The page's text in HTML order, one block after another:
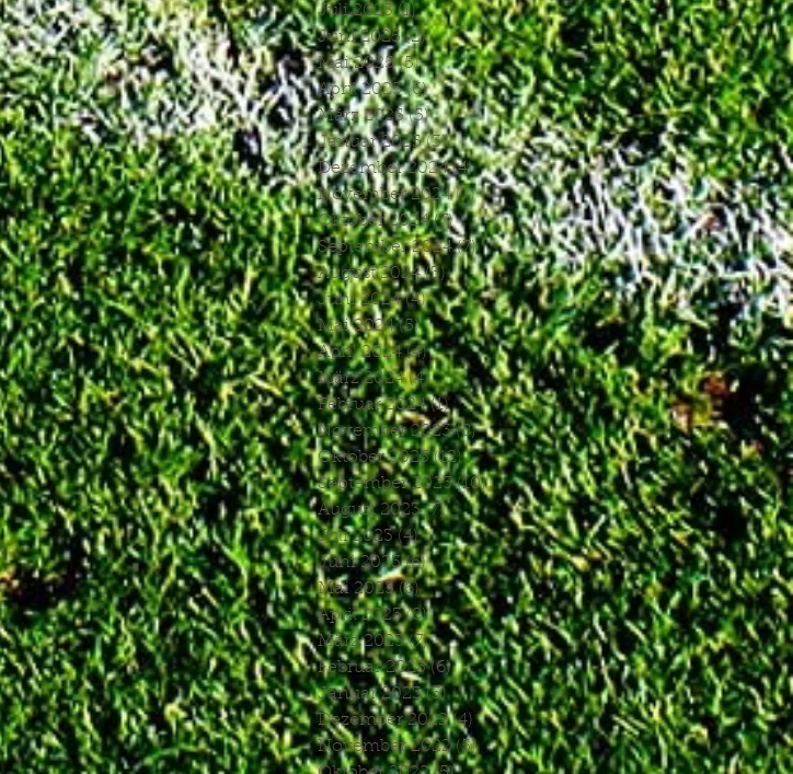
Juli 2025 (1)1 Beitrag
Juni 2025 (2)2 Beiträge
Mai 2025 (5)5 Beiträge
April 2025 (6)6 Beiträge
März 2025 (5)5 Beiträge
Januar 2025 (3)3 Beiträge
Dezember 2024 (4)4 Beiträge
November 2024 (7)7 Beiträge
Oktober 2024 (7)7 Beiträge
September 2024 (7)7 Beiträge
August 2024 (3)3 Beiträge
Juni 2024 (4)4 Beiträge
Mai 2024 (5)5 Beiträge
April 2024 (4)4 Beiträge
März 2024 (4)4 Beiträge
Februar 2024 (1)1 Beitrag
November 2023 (8)8 Beiträge
Oktober 2023 (12)12 Beiträge
September 2023 (10)10 Beiträge
August 2023 (7)7 Beiträge
Juli 2023 (4)4 Beiträge
Juni 2023 (6)6 Beiträge
Mai 2023 (6)6 Beiträge
April 2023 (8)8 Beiträge
März 2023 (7)7 Beiträge
Februar 2023 (6)6 Beiträge
Januar 2023 (3)3 Beiträge
Dezember 2022 (4)4 Beiträge
November 2022 (5)5 Beiträge